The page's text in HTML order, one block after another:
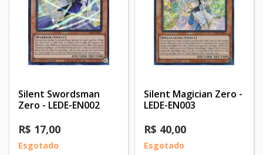
Silent Swordsman
Zero - LEDE-EN002
R$ 17,00
Esgotado
Silent Magician Zero -
LEDE-EN003
R$ 40,00
Esgotado